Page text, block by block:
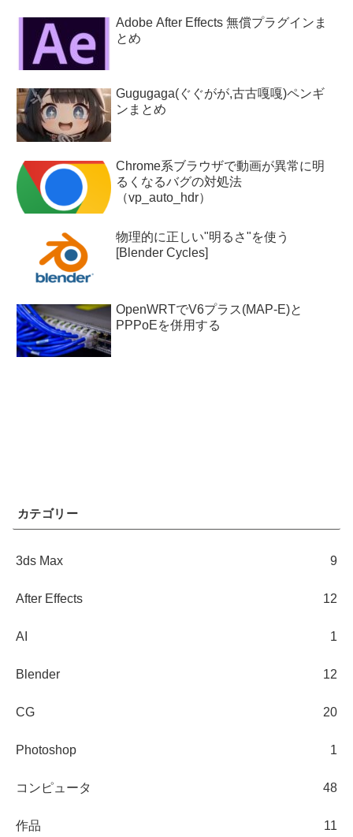
Adobe After Effects 無償プラグインま
とめ
Gugugaga(ぐぐがが,古古嘎嘎)ペンギ
ンまとめ
Chrome系ブラウザで動画が異常に明
るくなるバグの対処法
（vp_auto_hdr）
物理的に正しい"明るさ"を使う
[Blender Cycles]
OpenWRTでV6プラス(MAP-E)と
PPPoEを併用する
カテゴリー
3ds Max 9
After Effects 12
AI 1
Blender 12
CG 20
Photoshop 1
コンピュータ 48
作品 11